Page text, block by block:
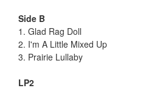
Side B
1. Glad Rag Doll
2. I'm A Little Mixed Up
3. Prairie Lullaby
LP2